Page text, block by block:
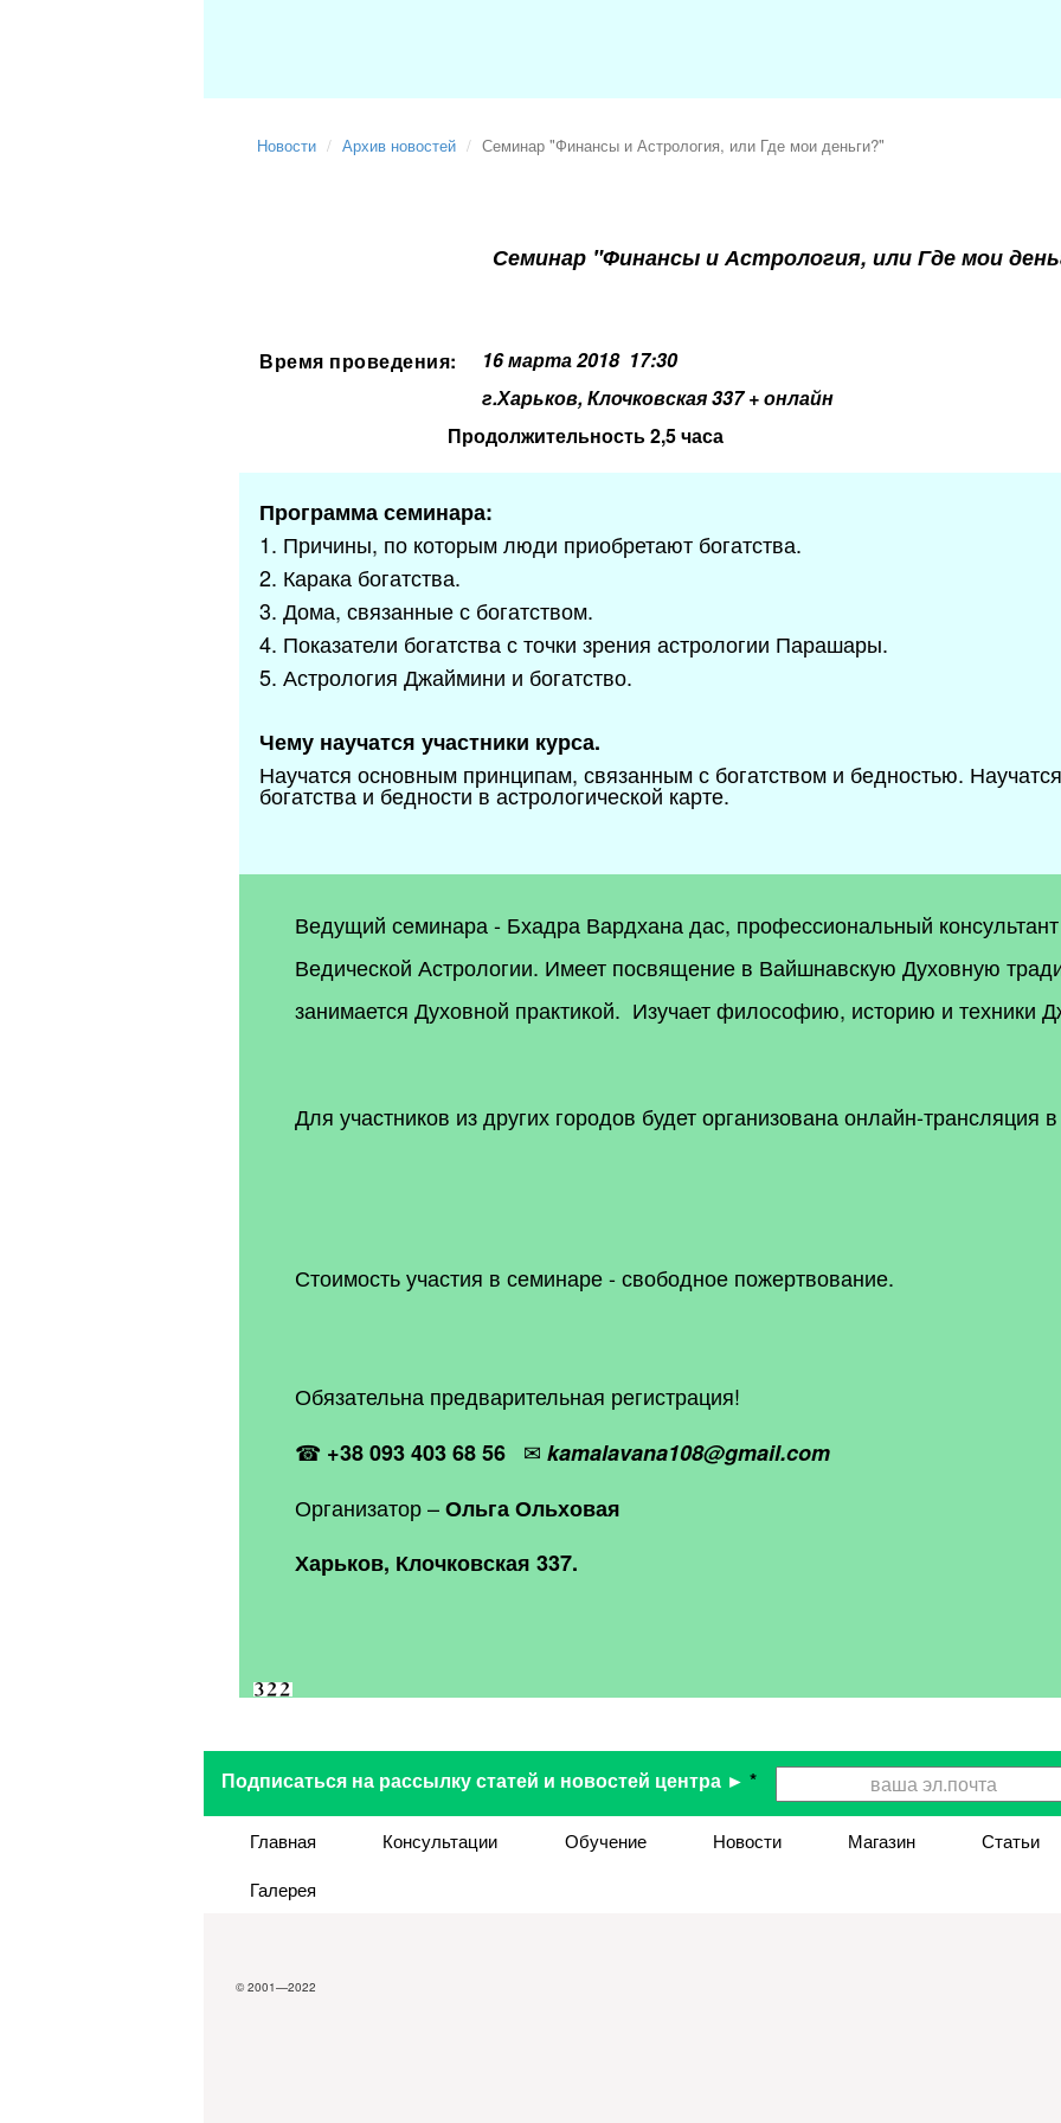
Новости Архив новостей Семинар "Финансы и Астрология, или Где мои деньги?"
Семинар "Финансы и Астрология, или Где мои
Время проведения: 16 марта 2018 17:30
г.Харьков, Клочковская 337 + онлайн
Продолжительность 2,5 часа
Программа семинара:
1. Причины, по которым люди приобретают богатства.
2. Карака богатства.
3. Дома, связанные с богатством.
4. Показатели богатства с точки зрения астрологии Парашары.
5. Астрология Джаймини и богатство.
Чему научатся участники курса.
Научатся основным принципам, связанным с богатством и бедностью.
богатства и бедности в астрологической карте.
Ведущий семинара - Бхадра Вардхана дас, профессиональный
Ведической Астрологии. Имеет посвящение в Вайшнавскую Духовную
занимается Духовной практикой. Изучает философию, историю и техники
Для участников из других городов будет организована онлайн-трансляция
Стоимость участия в семинаре- свободное пожертвование.
Обязательна предварительная регистрация!
☎ +38 093 403 68 56 ✉ kamalavana108@gmail.com
Организатор –Ольга Ольховая
Харьков, Клочковская 337.
Подписаться на рассылку статей и новостей центра ► *
Главная Консультации Обучение Новости Магазин Статьи
Галерея
© 2001—2022